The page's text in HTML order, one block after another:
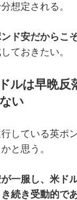
想定される。
ンド安だからこ
ておきたい。
ルは早晩反
い
している英ポ
と思う。
一服し、米ド
き続き受動的で